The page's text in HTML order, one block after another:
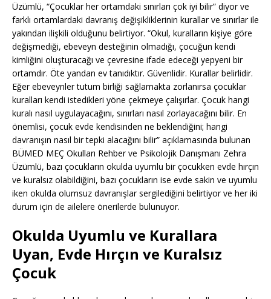
Üzümlü, “Çocuklar her ortamdaki sınırları çok iyi bilir” diyor ve
farklı ortamlardaki davranış değişikliklerinin kurallar ve sınırlar ile
yakından ilişkili olduğunu belirtiyor. “Okul, kuralların kişiye göre
değişmediği, ebeveyn desteğinin olmadığı, çocuğun kendi
kimliğini oluşturacağı ve çevresine ifade edeceği yepyeni bir
ortamdır. Öte yandan ev tanıdıktır. Güvenlidir. Kurallar belirlidir.
Eğer ebeveynler tutum birliği sağlamakta zorlanırsa çocuklar
kuralları kendi istedikleri yöne çekmeye çalışırlar. Çocuk hangi
kuralı nasıl uygulayacağını, sınırları nasıl zorlayacağını bilir. En
önemlisi, çocuk evde kendisinden ne beklendiğini; hangi
davranışın nasıl bir tepki alacağını bilir” açıklamasında bulunan
BÜMED MEÇ Okulları Rehber ve Psikolojik Danışmanı Zehra
Üzümlü, bazı çocukların okulda uyumlu bir çocukken evde hırçın
ve kuralsız olabildiğini, bazı çocukların ise evde sakin ve uyumlu
iken okulda olumsuz davranışlar sergilediğini belirtiyor ve her iki
durum için de ailelere önerilerde bulunuyor.
Okulda Uyumlu ve Kurallara
Uyan, Evde Hırçın ve Kuralsız
Çocuk